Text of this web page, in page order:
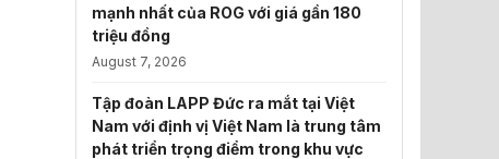
mạnh nhất của ROG với giá gần 180
triệu đồng
August 7, 2026
Tập đoàn LAPP Đức ra mắt tại Việt
Nam với định vị Việt Nam là trung tâm
phát triển trọng điểm trong khu vực